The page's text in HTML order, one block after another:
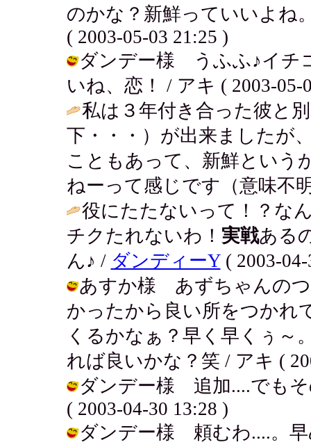
のかな？新鮮っていいよね
( 2003-05-03 21:25 )
ダンデー様 うふふ♪イチ
いね、恋！ / アキ ( 2003-05-
私は３年付き合った彼と
下・・・）が出来ましたが
こともあって、新鮮という
ねーって感じです（意味不
役にたたないって！？な
チクたれないわ！ 実戦ある
ん♪ / ダンディーY( 2003-04-
あすか様 あずちゃんの
かったから良い所をつかれ
くるかなぁ？早く早くぅ～
れば良いかな？笑 / アキ (
ダンデー様 追加....でもそ
( 2003-04-30 13:28 )
ダンデー様 頼むわ....。